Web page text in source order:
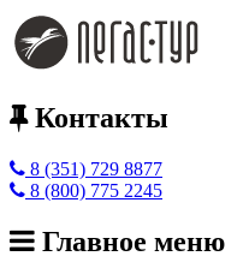
Контакты
8 (351) 729 8877
8 (800) 775 2245
Главное меню